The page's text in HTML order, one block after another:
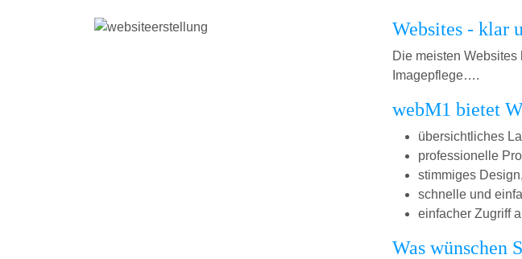
Websites - klar
Die meisten
Imagepflege….
webM1 bietet
übersichtliches
professionelle
stimmiges
schnelle und
einfacher Zugriff
Was wünschen